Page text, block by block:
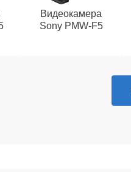
Видеокамера
Sony PMW‑F5